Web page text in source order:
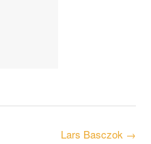
Lars Basczok →